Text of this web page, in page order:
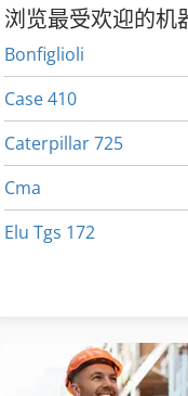
浏览最受欢迎的机
Bonfiglioli
Case 410
Caterpillar 725
Cma
Elu Tgs 172
Griggio Fs 530